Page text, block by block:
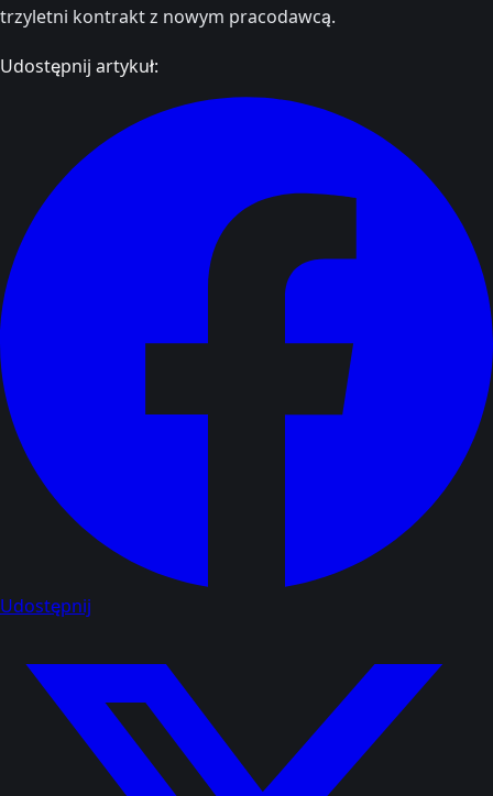
trzyletni kontrakt z nowym pracodawcą.
Udostępnij artykuł:
Udostępnij